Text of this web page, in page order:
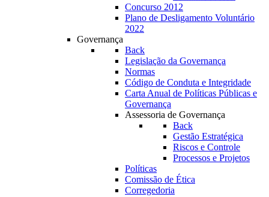
Concurso 2012
Plano de Desligamento Voluntário
2022
Governança
Back
Legislação da Governança
Normas
Código de Conduta e Integridade
Carta Anual de Políticas Públicas e
Governança
Assessoria de Governança
Back
Gestão Estratégica
Riscos e Controle
Processos e Projetos
Políticas
Comissão de Ética
Corregedoria